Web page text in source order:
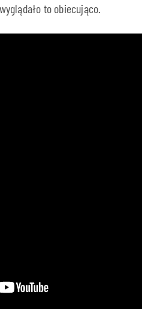
to obiecująco.